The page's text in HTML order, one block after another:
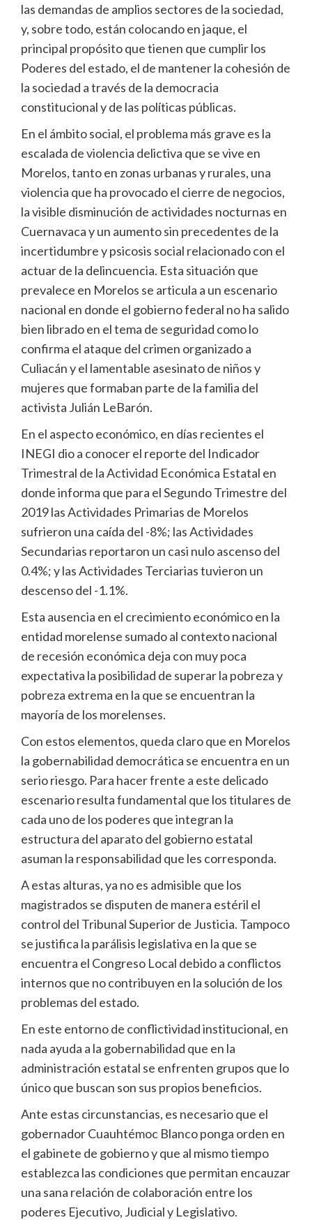
las demandas de amplios sectores de la sociedad,
y, sobre todo, están colocando en jaque, el
principal propósito que tienen que cumplir los
Poderes del estado, el de mantener la cohesión de
la sociedad a través de la democracia
constitucional y de las políticas públicas.
En el ámbito social, el problema más grave es la
escalada de violencia delictiva que se vive en
Morelos, tanto en zonas urbanas y rurales, una
violencia que ha provocado el cierre de negocios,
la visible disminución de actividades nocturnas en
Cuernavaca y un aumento sin precedentes de la
incertidumbre y psicosis social relacionado con el
actuar de la delincuencia. Esta situación que
prevalece en Morelos se articula a un escenario
nacional en donde el gobierno federal no ha salido
bien librado en el tema de seguridad como lo
confirma el ataque del crimen organizado a
Culiacán y el lamentable asesinato de niños y
mujeres que formaban parte de la familia del
activista Julián LeBarón.
En el aspecto económico, en días recientes el
INEGI dio a conocer el reporte del Indicador
Trimestral de la Actividad Económica Estatal en
donde informa que para el Segundo Trimestre del
2019 las Actividades Primarias de Morelos
sufrieron una caída del -8%; las Actividades
Secundarias reportaron un casi nulo ascenso del
0.4%; y las Actividades Terciarias tuvieron un
descenso del -1.1%.
Esta ausencia en el crecimiento económico en la
entidad morelense sumado al contexto nacional
de recesión económica deja con muy poca
expectativa la posibilidad de superar la pobreza y
pobreza extrema en la que se encuentran la
mayoría de los morelenses.
Con estos elementos, queda claro que en Morelos
la gobernabilidad democrática se encuentra en un
serio riesgo. Para hacer frente a este delicado
escenario resulta fundamental que los titulares de
cada uno de los poderes que integran la
estructura del aparato del gobierno estatal
asuman la responsabilidad que les corresponda.
A estas alturas, ya no es admisible que los
magistrados se disputen de manera estéril el
control del Tribunal Superior de Justicia. Tampoco
se justifica la parálisis legislativa en la que se
encuentra el Congreso Local debido a conflictos
internos que no contribuyen en la solución de los
problemas del estado.
En este entorno de conflictividad institucional, en
nada ayuda a la gobernabilidad que en la
administración estatal se enfrenten grupos que lo
único que buscan son sus propios beneficios.
Ante estas circunstancias, es necesario que el
gobernador Cuauhtémoc Blanco ponga orden en
el gabinete de gobierno y que al mismo tiempo
establezca las condiciones que permitan encauzar
una sana relación de colaboración entre los
poderes Ejecutivo, Judicial y Legislativo.